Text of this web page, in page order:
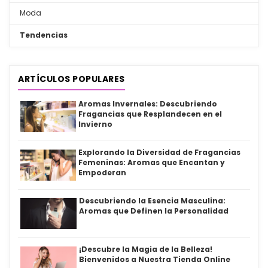
Moda
Tendencias
ARTÍCULOS POPULARES
Aromas Invernales: Descubriendo
Fragancias que Resplandecen en el
Invierno
Explorando la Diversidad de Fragancias
Femeninas: Aromas que Encantan y
Empoderan
Descubriendo la Esencia Masculina:
Aromas que Definen la Personalidad
¡Descubre la Magia de la Belleza!
Bienvenidos a Nuestra Tienda Online